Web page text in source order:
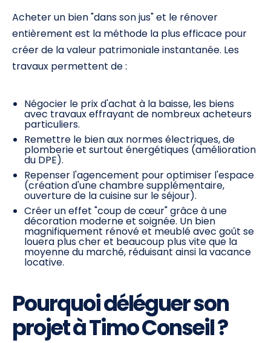
Acheter un bien "dans son jus" et le rénover
entièrement est la méthode la plus efficace pour
créer de la valeur patrimoniale instantanée. Les
travaux permettent de :
Négocier le prix d'achat à la baisse, les biens
avec travaux effrayant de nombreux acheteurs
particuliers.
Remettre le bien aux normes électriques, de
plomberie et surtout énergétiques (amélioration
du DPE).
Repenser l'agencement pour optimiser l'espace
(création d'une chambre supplémentaire,
ouverture de la cuisine sur le séjour).
Créer un effet "coup de cœur" grâce à une
décoration moderne et soignée. Un bien
magnifiquement rénové et meublé avec goût se
louera plus cher et beaucoup plus vite que la
moyenne du marché, réduisant ainsi la vacance
locative.
Pourquoi déléguer son
projet à Timo Conseil ?